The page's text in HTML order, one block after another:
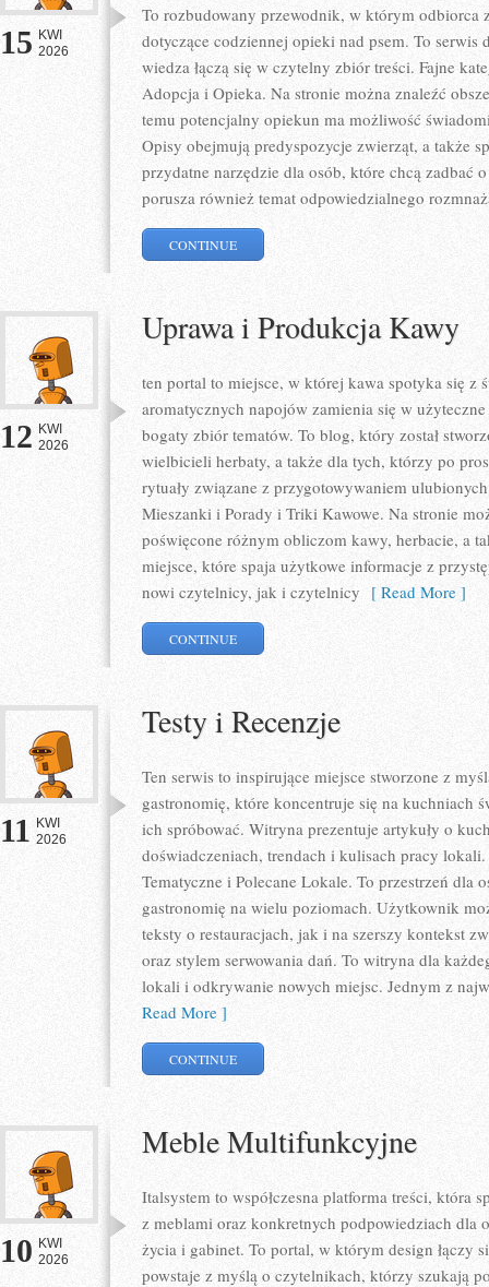
15 KWI
2026
To rozbudowany przewodnik, w którym odbiorca
dotyczące codziennej opieki nad psem. To serwis
wiedza łączą się w czytelny zbiór treści. Fajne
Adopcja i Opieka. Na stronie można znaleźć
temu potencjalny opiekun ma możliwość
Opisy obejmują predyspozycje zwierząt, a także
przydatne narzędzie dla osób, które chcą zadbać
porusza również temat odpowiedzialnego
CONTINUE
12 KWI
2026
Uprawa i Produkcja Kawy
ten portal to miejsce, w której kawa spotyka się z
aromatycznych napojów zamienia się w
bogaty zbiór tematów. To blog, który został
wielbicieli herbaty, a także dla tych, którzy po
rytuały związane z przygotowywaniem
Mieszanki i Porady i Triki Kawowe. Na stronie
poświęcone różnym obliczom kawy, herbacie, a
miejsce, które spaja użytkowe informacje z
nowi czytelnicy, jak i czytelnicy [ Read More ]
CONTINUE
11 KWI
2026
Testy i Recenzje
Ten serwis to inspirujące miejsce stworzone z
gastronomię, które koncentruje się na kuchniach
ich spróbować. Witryna prezentuje artykuły o
doświadczeniach, trendach i kulisach pracy
Tematyczne i Polecane Lokale. To przestrzeń dla
gastronomię na wielu poziomach. Użytkownik
teksty o restauracjach, jak i na szerszy kontekst
oraz stylem serwowania dań. To witryna dla
lokali i odkrywanie nowych miejsc. Jednym z
Read More ]
CONTINUE
10 KWI
2026
Meble Multifunkcyjne
Italsystem to współczesna platforma treści, która
z meblami oraz konkretnych podpowiedziach dla
życia i gabinet. To portal, w którym design łączy
powstaje z myślą o czytelnikach, którzy szukają